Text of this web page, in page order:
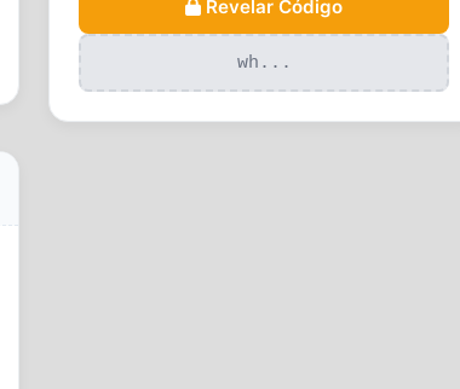
Revelar Código
wh...